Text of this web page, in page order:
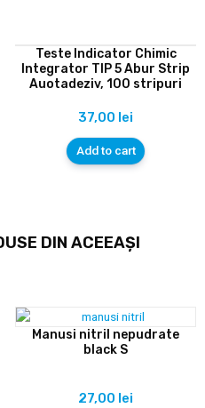
Teste Indicator Chimic
Integrator TIP 5 Abur Strip
Auotadeziv, 100 stripuri
37,00 lei
Add to cart
DIN ACEEAȘI
Manusi nitril nepudrate
black S
27,00 lei